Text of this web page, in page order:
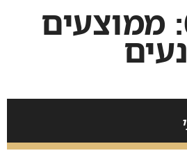
חלק 6: ממוצעים
נעים